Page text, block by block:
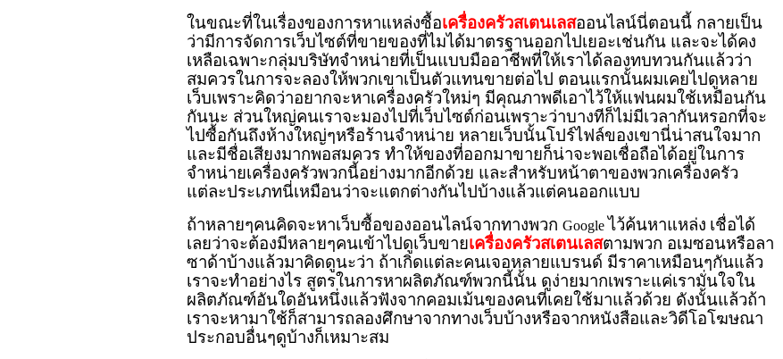
ในขณะที่ในเรื่องของการหาแหล่งซื้อเครื่องครัวสเตนเลสออนไลน์นี่ตอนนี้ กลายเป็น
ว่ามีการจัดการเว็บไซต์ที่ขายของที่ไมได้มาตรฐานออกไปเยอะเช่นกัน และจะได้คง
เหลือเฉพาะกลุ่มบริษัทจำหน่ายที่เป็นแบบมืออาชีพที่ให้เราได้ลองทบทวนกันแล้วว่า
สมควรในการจะลองให้พวกเขาเป็นตัวแทนขายต่อไป ตอนแรกนั้นผมเคยไปดูหลาย
เว็บเพราะคิดว่าอยากจะหาเครื่องครัวใหม่ๆ มีคุณภาพดีเอาไว้ให้แฟนผมใช้เหมือนกัน
กันนะ ส่วนใหญ่คนเราจะมองไปที่เว็บไซต์ก่อนเพราะว่าบางทีก็ไม่มีเวลากันหรอกที่จะ
ไปซื้อกันถึงห้างใหญ่ๆหรือร้านจำหน่าย หลายเว็บนั้นโปร์ไฟล์ของเขานี่น่าสนใจมาก
และมีชื่อเสียงมากพอสมควร ทำให้ของที่ออกมาขายก็น่าจะพอเชื่อถือได้อยู่ในการ
จำหน่ายเครื่องครัวพวกนี้อย่างมากอีกด้วย และสำหรับหน้าตาของพวกเครื่องครัว
แต่ละประเภทนี่เหมือนว่าจะแตกต่างกันไปบ้างแล้วแต่คนออกแบบ
ถ้าหลายๆคนคิดจะหาเว็บซื้อของออนไลน์จากทางพวก Google ไว้ค้นหาแหล่ง เชื่อได้
เลยว่าจะต้องมีหลายๆคนเข้าไปดูเว็บขายเครื่องครัวสเตนเลสตามพวก อเมซอนหรือลา
ซาด้าบ้างแล้วมาคิดดูนะว่า ถ้าเกิดแต่ละคนเจอหลายแบรนด์ มีราคาเหมือนๆกันแล้ว
เราจะทำอย่างไร สูตรในการหาผลิตภัณฑ์พวกนี้นั้น ดูง่ายมากเพราะแค่เรามั่นใจใน
ผลิตภัณฑ์อันใดอันหนึ่งแล้วฟังจากคอมเม้นของคนที่เคยใช้มาแล้วด้วย ดังนั้นแล้วถ้า
เราจะหามาใช้ก็สามารถลองศึกษาจากทางเว็บบ้างหรือจากหนังสือและวิดีโอโฆษณา
ประกอบอื่นๆดูบ้างก็เหมาะสม